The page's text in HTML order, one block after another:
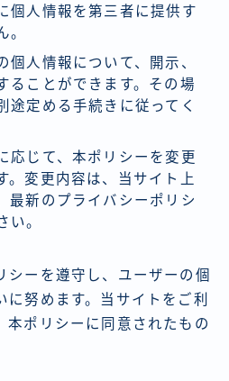
個人情報を第三者に提供す
。
個人情報について、開示、
ることができます。その場
途定める手続きに従ってく
応じて、本ポリシーを変更
。変更内容は、当サイト上
最新のプライバシーポリシ
い。
シーを遵守し、ユーザーの個
に努めます。当サイトをご利
本ポリシーに同意されたもの